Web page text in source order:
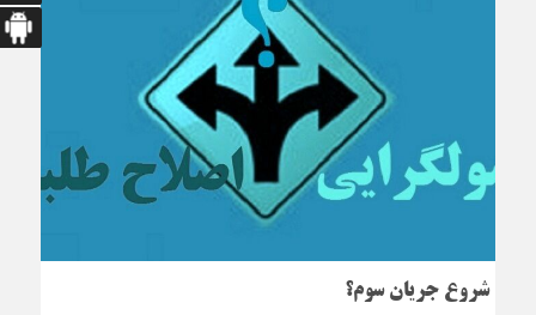
شروع جریان سوم؟